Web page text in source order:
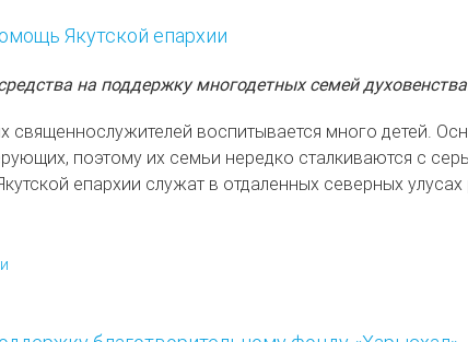
Якутской епархии
на поддержку многодетных семей
священнослужителей воспитывается много детей.
поэтому их семьи нередко сталкиваются с
епархии служат в отдаленных северных